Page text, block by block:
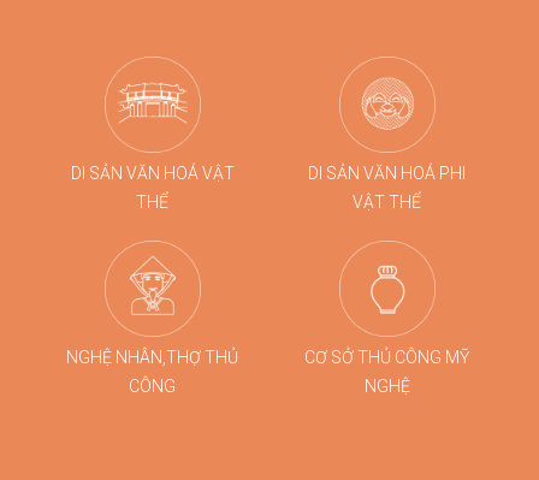
DI SẢN VĂN HOÁ VẬT
THỂ
DI SẢN VĂN HOÁ PHI
VẬT THỂ
NGHỆ NHÂN,THỢ THỦ
CÔNG
CƠ SỞ THỦ CÔNG MỸ
NGHỆ